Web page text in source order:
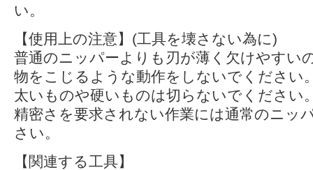
い。
【使用上の注意】(工具を壊さない為に)
普通のニッパーよりも刃が薄く欠けやすい
物をこじるような動作をしないでください
太いものや硬いものは切らないでください
精密さを要求されない作業には通常のニッ
さい。
【関連する工具】